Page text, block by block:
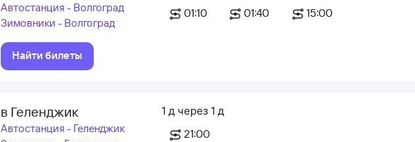
Автостанция - Волгоград
Зимовники - Волгоград
Найти билеты
01:10
01:40
15:00
в Геленджик
Автостанция - Геленджик
1 д через 1 д
21:00